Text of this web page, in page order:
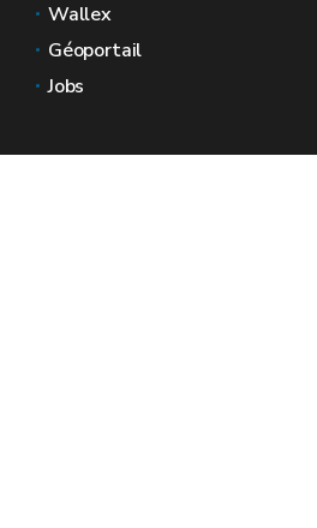
Wallex
Géoportail
Jobs